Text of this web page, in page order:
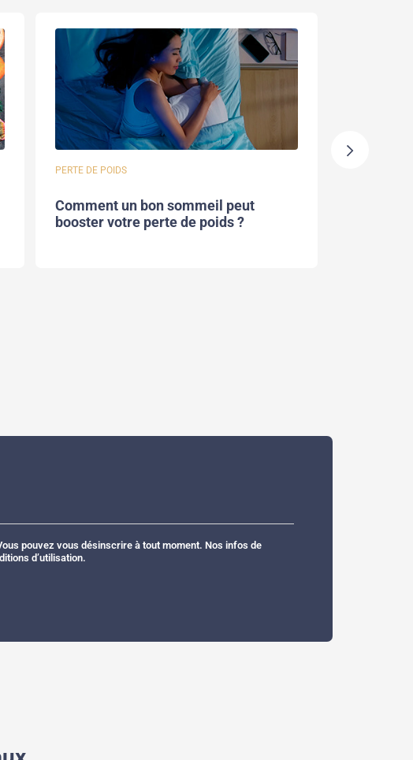
PERTE DE POIDS
Comment un bon sommeil peut
booster votre perte de poids ?
pouvez vous désinscrire à tout moment. Nos infos de
d’utilisation.